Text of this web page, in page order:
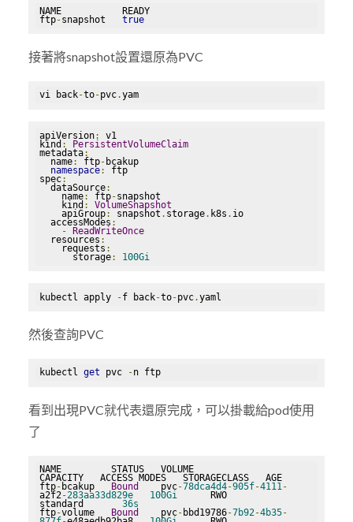
NAME           READY
ftp-snapshot true
接著將snapshot設置還原為PVC
vi back-to-pvc.yam
apiVersion: v1
kind : PersistentVolumeClaim
metadata:
  name
: ftp- bcakup
namespace: ftp
spec:
  dataSource
:
    name
: ftp-snapshot
    kind
: VolumeSnapshot
    apiGroup
: snapshot . storage. k8s . io
  accessModes
:
- ReadWriteOnce
  resources
:
    requests
:
      storage
: 100Gi
kubectl apply -f back-to-pvc.yaml
然後查詢PVC
kubectl get pvc -n ftp
看到出現PVC就代表還原完成，可以掛載給pod使用
了
NAME         STATUS   VOLUME
CAPACITY   ACCESS MODES   STORAGECLASS   AGE
ftp- bcakup Bound
    pvc
-78dca4d4-905f-4111-
a2f2-283aa33d829e 100Gi
      RWO
standard 36s
ftp-volume Bound
    pvc
- bbd19786-7b92-4b35-